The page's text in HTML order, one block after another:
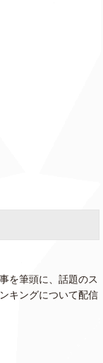
を筆頭に、話題のス
キングについて配信